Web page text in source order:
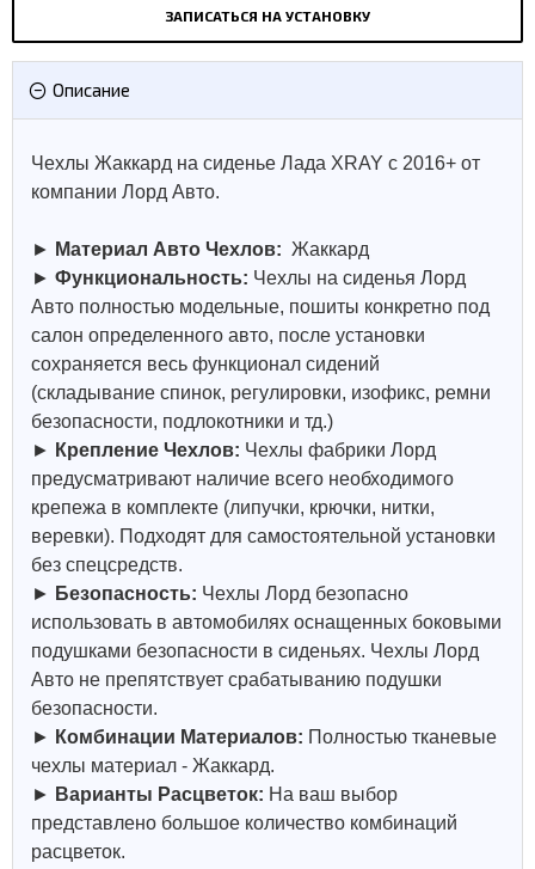
ЗАПИСАТЬСЯ НА УСТАНОВКУ
Описание
Чехлы Жаккард на сиденье Лада XRAY с 2016+ от
компании Лорд Авто.
► Материал Авто Чехлов: Жаккард
► Функциональность: Чехлы на сиденья Лорд
Авто полностью модельные, пошиты конкретно под
салон определенного авто, после установки
сохраняется весь функционал сидений
(складывание спинок, регулировки, изофикс, ремни
безопасности, подлокотники и тд.)
► Крепление Чехлов: Чехлы фабрики Лорд
предусматривают наличие всего необходимого
крепежа в комплекте (липучки, крючки, нитки,
веревки). Подходят для самостоятельной установки
без спецсредств.
► Безопасность: Чехлы Лорд безопасно
использовать в автомобилях оснащенных боковыми
подушками безопасности в сиденьях. Чехлы Лорд
Авто не препятствует срабатыванию подушки
безопасности.
► Комбинации Материалов: Полностью тканевые
чехлы материал - Жаккард.
► Варианты Расцветок: На ваш выбор
представлено большое количество комбинаций
расцветок.